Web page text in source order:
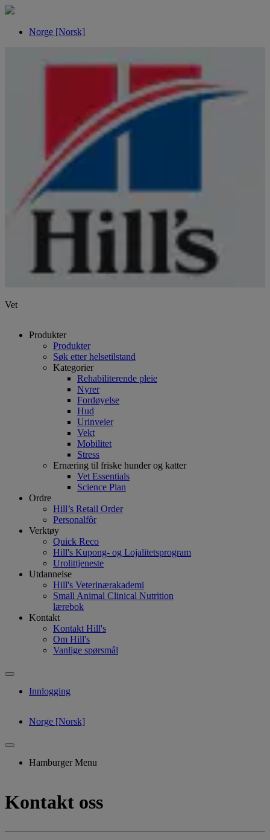
Norge [Norsk]
Vet
Produkter
Produkter
Søk etter helsetilstand
Kategorier
Rehabiliterende pleie
Nyrer
Fordøyelse
Hud
Urinveier
Vekt
Mobilitet
Stress
Ernæring til friske hunder og katter
Vet Essentials
Science Plan
Ordre
Hill’s Retail Order
Personalfôr
Verktøy
Quick Reco
Hill's Kupong- og Lojalitetsprogram
Urolittjeneste
Utdannelse
Hill's Veterinærakademi
Small Animal Clinical Nutrition
lærebok
Kontakt
Kontakt Hill's
Om Hill's
Vanlige spørsmål
Innlogging
Norge [Norsk]
Hamburger Menu
Kontakt oss